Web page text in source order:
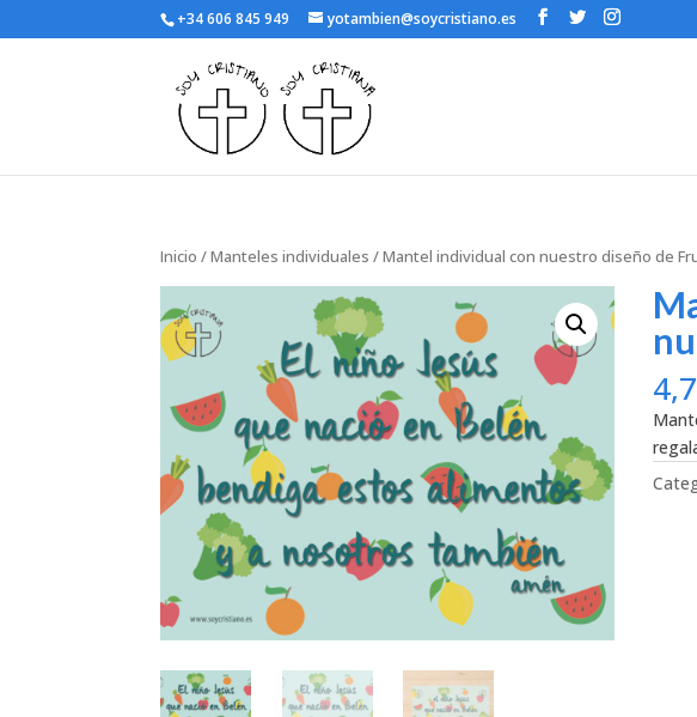
+34 606 845 949 yotambien@soycristiano.es
Inicio /Manteles individuales / Mantel individual con nuestro diseño de